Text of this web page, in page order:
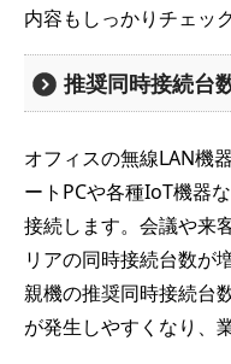
内容もしっかりチェッ
推奨同時接続台
オフィスの無線LAN機
ートPCや各種IoT機器
接続します。会議や来
リアの同時接続台数が
親機の推奨同時接続台
が発生しやすくなり、